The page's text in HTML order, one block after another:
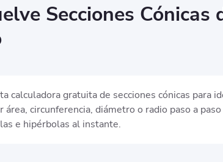
Secciones Cónicas
calculadora gratuita de secciones cónicas para
área, circunferencia, diámetro o radio paso a
e hipérbolas al instante.